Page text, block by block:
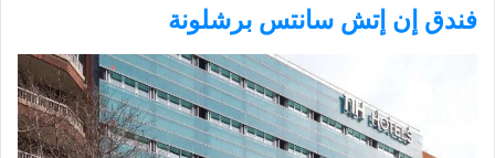
فندق إن إتش سانتس برشلونة